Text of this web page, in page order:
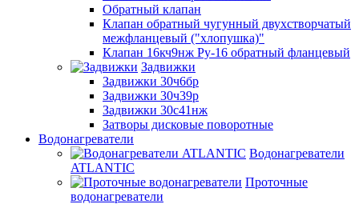
Обратный клапан
Клапан обратный чугунный двухстворчатый
межфланцевый ("хлопушка)"
Клапан 16кч9нж Ру-16 обратный фланцевый
Задвижки
Задвижки 30ч6бр
Задвижки 30ч39р
Задвижки 30с41нж
Затворы дисковые поворотные
Водонагреватели
Водонагреватели
ATLANTIC
Проточные
водонагреватели